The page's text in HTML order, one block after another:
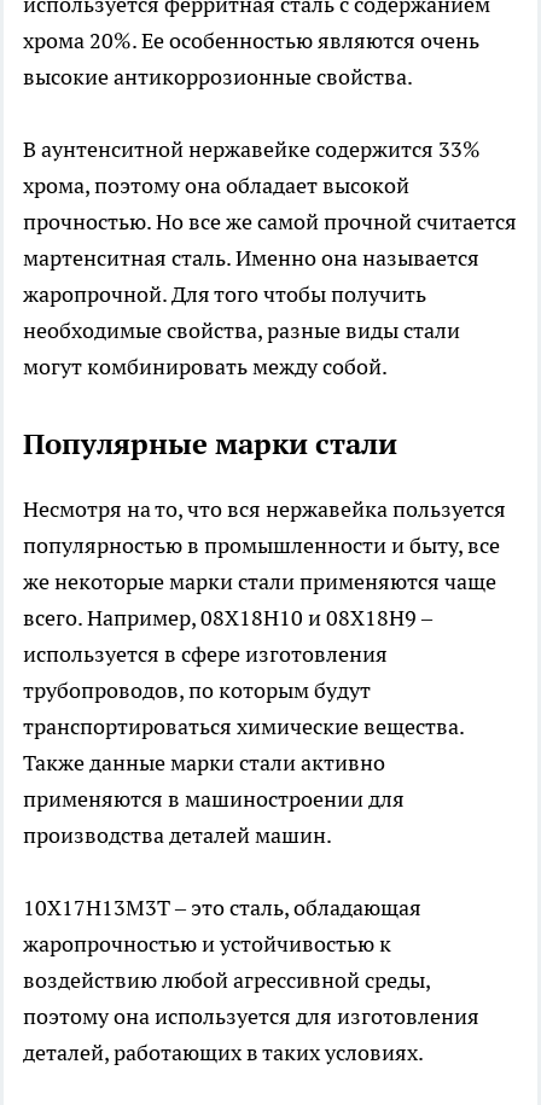
хрома 20%. Ее особенностью являются очень
высокие антикоррозионные свойства.
В аунтенситной нержавейке содержится 33%
хрома, поэтому она обладает высокой
прочностью. Но все же самой прочной считается
мартенситная сталь. Именно она называется
жаропрочной. Для того чтобы получить
необходимые свойства, разные виды стали
могут комбинировать между собой.
Популярные марки стали
Несмотря на то, что вся нержавейка пользуется
популярностью в промышленности и быту, все
же некоторые марки стали применяются чаще
всего. Например, 08Х18Н10 и 08Х18Н9 –
используется в сфере изготовления
трубопроводов, по которым будут
транспортироваться химические вещества.
Также данные марки стали активно
применяются в машиностроении для
производства деталей машин.
10Х17Н13М3Т – это сталь, обладающая
жаропрочностью и устойчивостью к
воздействию любой агрессивной среды,
поэтому она используется для изготовления
деталей, работающих в таких условиях.